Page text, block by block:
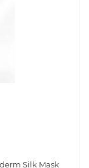
Silk Mask